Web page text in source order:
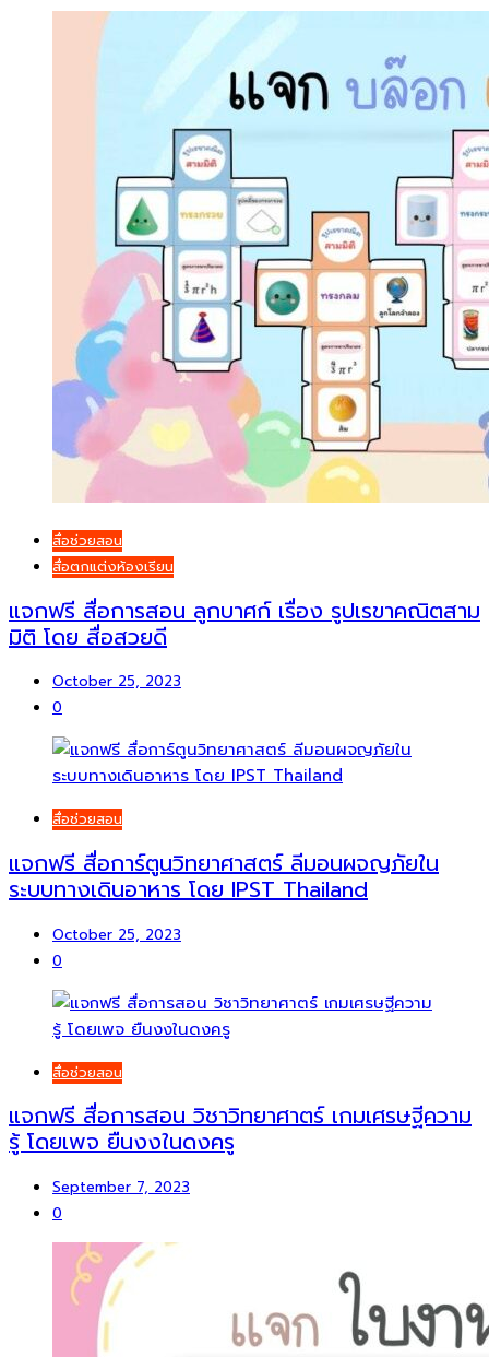
สื่อช่วยสอน
สื่อตกแต่งห้องเรียน
แจกฟรี สื่อการสอน ลูกบาศก์ เรื่อง รูปเรขาคณิตสาม
มิติ โดย สื่อสวยดี
October 25, 2023
0
สื่อช่วยสอน
แจกฟรี สื่อการ์ตูนวิทยาศาสตร์ ลีมอนผจญภัยใน
ระบบทางเดินอาหาร โดย IPST Thailand
October 25, 2023
0
สื่อช่วยสอน
แจกฟรี สื่อการสอน วิชาวิทยาศาตร์ เกมเศรษฐีความ
รู้ โดยเพจ ยืนงงในดงครู
September 7, 2023
0